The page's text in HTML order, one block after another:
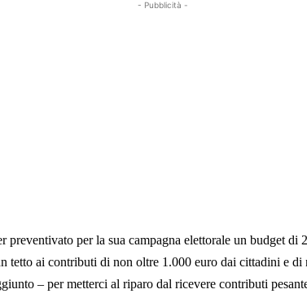
- Pubblicità -
preventivato per la sua campagna elettorale un budget di
tetto ai contributi di non oltre 1.000 euro dai cittadini e di
– per metterci al riparo dal ricevere contributi